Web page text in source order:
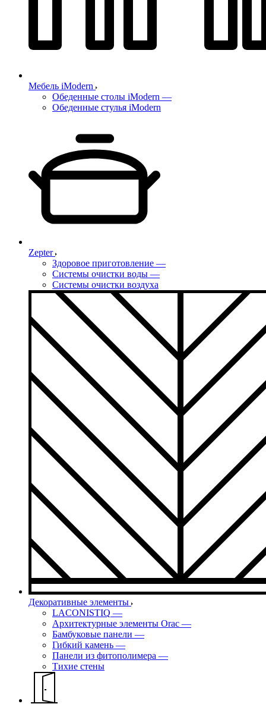
Мебель iModern
Обеденные столы iModern —
Обеденные стулья iModern
Zepter
Здоровое приготовление —
Системы очистки воды —
Системы очистки воздуха
Декоративные элементы
LACONISTIQ —
Архитектурные элементы Orac —
Бамбуковые панели —
Гибкий камень —
Панели из фитополимера —
Тихие стены